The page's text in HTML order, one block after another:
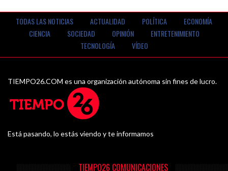
TODAS LAS NOTICIAS ACTUALIDAD POLÍTICA
ECONOMÍA
CIENCIA
SOCIEDAD OPINIÓN
ENTRETENIMIENTO
TECNOLOGÍA
VÍDEO
TIEMPO26.COM es una organización autónoma sin fines de lucro.
Está pasando, lo estás viendo y te informamos
TIEMPO26 COMUNICACIONES